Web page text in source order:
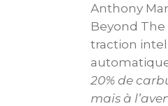
Anthony
Beyond The
traction
20% de
mais à